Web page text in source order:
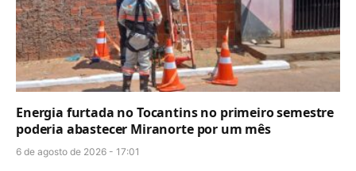
Energia furtada no Tocantins no primeiro semestre
poderia abastecer Miranorte por um mês
6 de agosto de 2026 - 17:01